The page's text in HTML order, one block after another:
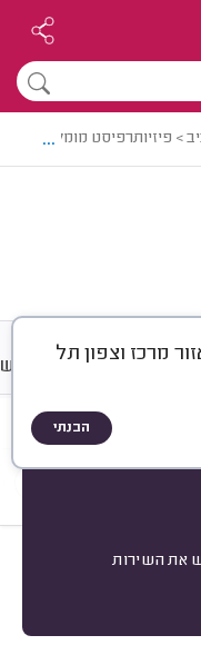
> פיזיותרפיסט מומלץ - ברק
...
מרכז וצפון תל
הבנתי
את השירות
ממוצע